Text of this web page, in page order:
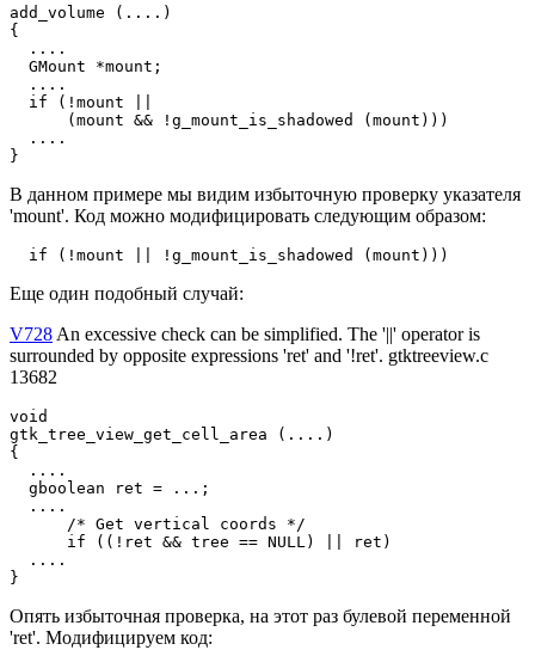
add_volume (....)
{
  ....
  GMount *mount;
  ....
  if (!mount ||
      (mount && !g_mount_is_shadowed (mount)))
  ....
}
В данном примере мы видим избыточную проверку указателя
'mount'. Код можно модифицировать следующим образом:
  if (!mount || !g_mount_is_shadowed (mount)))
Еще один подобный случай:
V728 An excessive check can be simplified. The '||' operator is
surrounded by opposite expressions 'ret' and '!ret'. gtktreeview.c
13682
void
gtk_tree_view_get_cell_area (....)
{
  ....
  gboolean ret = ...;
  ....
      /* Get vertical coords */
      if ((!ret && tree == NULL) || ret)
  ....
}
Опять избыточная проверка, на этот раз булевой переменной
'ret'. Модифицируем код: